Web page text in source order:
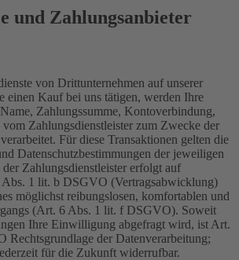
und Zahlungs­anbieter
von Drittunternehmen auf unserer
einen Kauf bei uns tätigen, werden Ihre
Zahlungssumme, Kontoverbindung,
Zahlungsdienstleister zum Zwecke der
Für diese Transaktionen gelten die
Datenschutzbestimmungen der jeweiligen
Zahlungsdienstleister erfolgt auf
1 lit. b DSGVO (Vertragsabwicklung)
möglichst reibungslosen, komfortablen und
(Art. 6 Abs. 1 lit. f DSGVO). Soweit
Ihre Einwilligung abgefragt wird, ist Art.
Rechtsgrundlage der Datenverarbeitung;
für die Zukunft widerrufbar.